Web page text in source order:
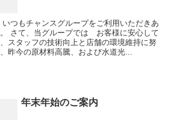
つもチャンスグループをご利用いただきあ
さて、当グループでは お客様に安心して
スタッフの技術向上と店舗の環境維持に努
昨今の原材料高騰、および水道光...
年末年始のご案内